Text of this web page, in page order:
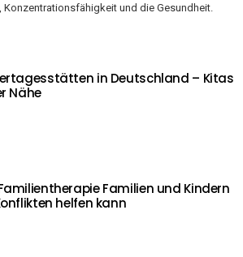
Konzentrationsfähigkeit und die Gesundheit.
in Deutschland – Kitas
Nähe
Familien und Kindern
helfen kann